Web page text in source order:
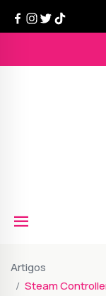
Artigos
Steam